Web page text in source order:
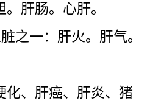
肝肠。心肝。
之一：肝火。肝气。
化、肝癌、肝炎、猪